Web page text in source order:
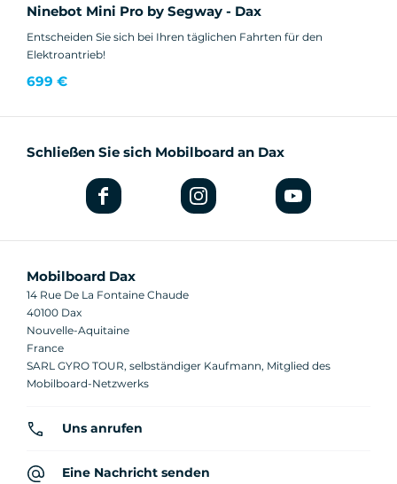
Ninebot Mini Pro by Segway - Dax
Entscheiden Sie sich bei Ihren täglichen Fahrten für den
Elektroantrieb!
699 €
Schließen Sie sich Mobilboard an Dax
Mobilboard Dax
14 Rue De La Fontaine Chaude
40100 Dax
Nouvelle-Aquitaine
France
SARL GYRO TOUR, selbständiger Kaufmann, Mitglied des
Mobilboard-Netzwerks
Uns anrufen
Eine Nachricht senden